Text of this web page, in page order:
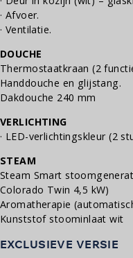
· Afvoer.
· Ventilatie.
DOUCHE
Thermostaatkraan (2
Handdouche en glijstang.
Dakdouche 240 mm
VERLICHTING
· LED-verlichtingskleur (2
STEAM
Steam Smart
Colorado Twin 4,5 kW)
Aromatherapie
Kunststof stoominlaat wit
EXCLUSIEVE VERSIE